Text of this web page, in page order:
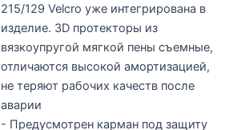
215/129 Velcro уже интегрирована в
изделие. 3D протекторы из
вязкоупругой мягкой пены съемные,
отличаются высокой амортизацией,
не теряют рабочих качеств после
аварии
- Предусмотрен карман под защиту